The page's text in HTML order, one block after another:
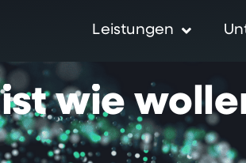
Leistungen
ist wie